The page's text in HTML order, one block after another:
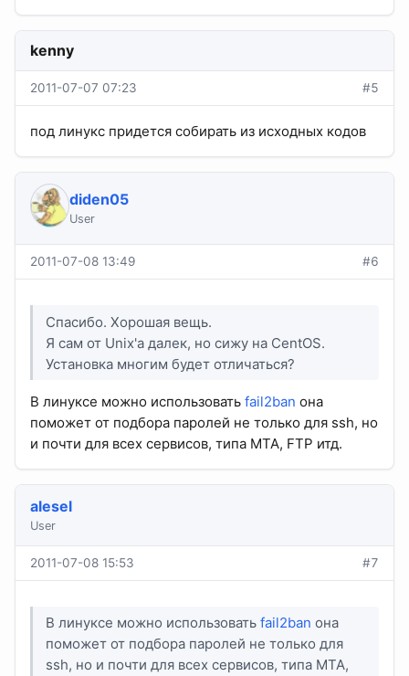
kenny
2011-07-07 07:23 #5
под линукс придется собирать из исходных кодов
diden05
User
2011-07-08 13:49 #6
Спасибо. Хорошая вещь.
Я сам от Unix'a далек, но сижу на CentOS.
Установка многим будет отличаться?
В линуксе можно использовать fail2ban она
поможет от подбора паролей не только для ssh, но
и почти для всех сервисов, типа MTA, FTP итд.
alesel
User
2011-07-08 15:53 #7
В линуксе можно использоватьfail2ban она
поможет от подбора паролей не только для
ssh, но и почти для всех сервисов, типа MTA,